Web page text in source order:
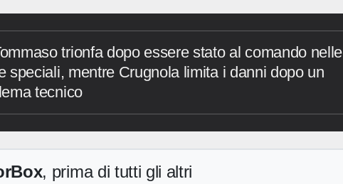
trionfa dopo essere stato al comando nelle
speciali, mentre Crugnola limita i danni dopo un
tecnico
, prima di tutti gli altri